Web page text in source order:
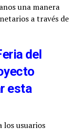
una manera
a través de
del
esta
los usuarios